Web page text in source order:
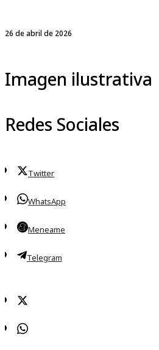
26 de abril de 2026
Imagen ilustrativa
Redes Sociales
Twitter
WhatsApp
Meneame
Telegram